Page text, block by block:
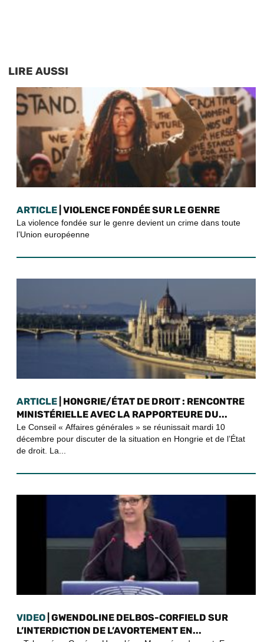
LIRE AUSSI
ARTICLE | VIOLENCE FONDÉE SUR LE GENRE
La violence fondée sur le genre devient un crime dans toute
l’Union européenne
ARTICLE | HONGRIE/ÉTAT DE DROIT : RENCONTRE
MINISTÉRIELLE AVEC LA RAPPORTEURE DU...
Le Conseil « Affaires générales » se réunissait mardi 10
décembre pour discuter de la situation en Hongrie et de l’État
de droit. La...
VIDEO | GWENDOLINE DELBOS-CORFIELD SUR
L’INTERDICTION DE L’AVORTEMENT EN...